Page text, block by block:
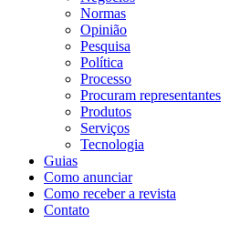
Normas
Opinião
Pesquisa
Política
Processo
Procuram representantes
Produtos
Serviços
Tecnologia
Guias
Como anunciar
Como receber a revista
Contato